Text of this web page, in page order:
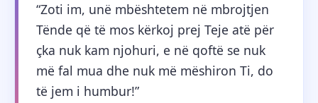
“Zoti im, unë mbështetem në mbrojtjen
Tënde që të mos kërkoj prej Teje atë për
çka nuk kam njohuri, e në qoftë se nuk
më fal mua dhe nuk më mëshiron Ti, do
të jem i humbur!”